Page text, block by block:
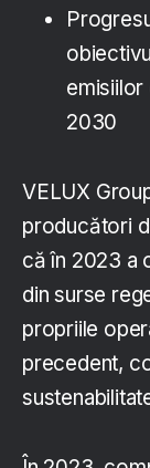
emisiilor
2030
VELUX
producători
că în 2023 a
din surse
propriile
precedent,